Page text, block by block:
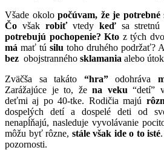
Všade okolopočúvam, že je potrebné
Čo však robiťvtedy keďsa
potrebujú pochopenie? Kto z tých
má mať tú silu toho druhého podržať?
bez obojstranného sklamania alebo
Zväčša sa takáto “hra”odohráva
Zarážajúce je to, žena veku “detí”
deťmi aj po 40-tke. Rodičia majú
dospelých detí a dospelé deti od
nenapĺňajú, nasleduje vyvolávanie
môžu byť rôzne, stále však ide o to isté
pozornosti.